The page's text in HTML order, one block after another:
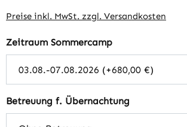
Preise inkl. MwSt. zzgl. Versandkosten
Zeitraum Sommercampauswählen
Betreuung f. Übernachtung